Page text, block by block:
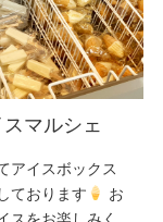
スマルシェ
アイスボックス
ております
お